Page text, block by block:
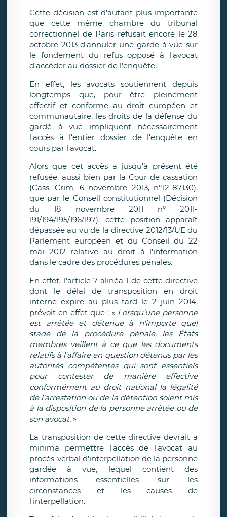
Cette décision est d'autant plus importante
que cette même chambre du tribunal
correctionnel de Paris refusait encore le 28
octobre 2013 d'annuler une garde à vue sur
le fondement du refus opposé à l'avocat
d'accéder au dossier de l'enquête.
En effet, les avocats soutiennent depuis
longtemps que, pour être pleinement
effectif et conforme au droit européen et
communautaire, les droits de la défense du
gardé à vue impliquent nécessairement
l'accès à l'entier dossier de l'enquête en
cours par l'avocat.
Alors que cet accès a jusqu'à présent été
refusée, aussi bien par la Cour de cassation
(Cass. Crim. 6 novembre 2013, n°12-87130),
que par le Conseil constitutionnel (Décision
du 18 novembre 2011 n° 2011-
191/194/195/196/197), cette position apparaît
dépassée au vu de la directive 2012/13/UE du
Parlement européen et du Conseil du 22
mai 2012 relative au droit à l'information
dans le cadre des procédures pénales.
En effet, l'article 7 alinéa 1 de cette directive
dont le délai de transposition en droit
interne expire au plus tard le 2 juin 2014,
prévoit en effet que : « Lorsqu'une personne
est arrêtée et détenue à n'importe quel
stade de la procédure pénale, les États
membres veillent à ce que les documents
relatifs à l'affaire en question détenus par les
autorités compétentes qui sont essentiels
pour contester de manière effective
conformément au droit national la légalité
de l'arrestation ou de la détention soient mis
à la disposition de la personne arrêtée ou de
son avocat. »
La transposition de cette directive devrait a
minima permettre l'accès de l'avocat au
procès-verbal d'interpellation de la personne
gardée à vue, lequel contient des
informations essentielles sur les
circonstances et les causes de
l'interpellation.